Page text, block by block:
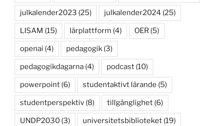
julkalender2023 (25) julkalender2024 (25)
LISAM (15) lärplattform (4) OER (5)
openai (4) pedagogik (3)
pedagogikdagarna (4) podcast (10)
powerpoint (6) studentaktivt lärande (5)
studentperspektiv (8) tillgänglighet (6)
UNDP2030 (3) universitetsbiblioteket (19)